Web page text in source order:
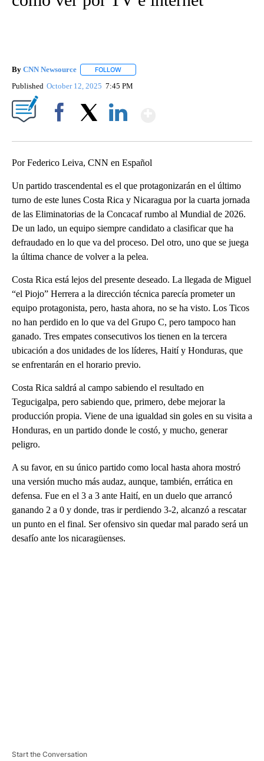
By CNN Newsource FOLLOW
Published October 12, 2025 7:45 PM
Por Federico Leiva, CNN en Español
Un partido trascendental es el que protagonizarán en el último
turno de este lunes Costa Rica y Nicaragua por la cuarta jornada
de las Eliminatorias de la Concacaf rumbo al Mundial de 2026.
De un lado, un equipo siempre candidato a clasificar que ha
defraudado en lo que va del proceso. Del otro, uno que se juega
la última chance de volver a la pelea.
Costa Rica está lejos del presente deseado. La llegada de Miguel
“el Piojo” Herrera a la dirección técnica parecía prometer un
equipo protagonista, pero, hasta ahora, no se ha visto. Los Ticos
no han perdido en lo que va del Grupo C, pero tampoco han
ganado. Tres empates consecutivos los tienen en la tercera
ubicación a dos unidades de los líderes, Haití y Honduras, que
se enfrentarán en el horario previo.
Costa Rica saldrá al campo sabiendo el resultado en
Tegucigalpa, pero sabiendo que, primero, debe mejorar la
producción propia. Viene de una igualdad sin goles en su visita a
Honduras, en un partido donde le costó, y mucho, generar
peligro.
A su favor, en su único partido como local hasta ahora mostró
una versión mucho más audaz, aunque, también, errática en
defensa. Fue en el 3 a 3 ante Haití, en un duelo que arrancó
ganando 2 a 0 y donde, tras ir perdiendo 3-2, alcanzó a rescatar
un punto en el final. Ser ofensivo sin quedar mal parado será un
desafío ante los nicaragüenses.
Start the Conversation